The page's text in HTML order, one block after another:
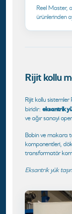
Reel Master,
ürünlerinden
Rijit kollu
Rijit kollu sistemler
biridir:eksantrik
ve ağır sanayi
Bobin ve makara
komponentleri,
transformatör
Eksantrik yük